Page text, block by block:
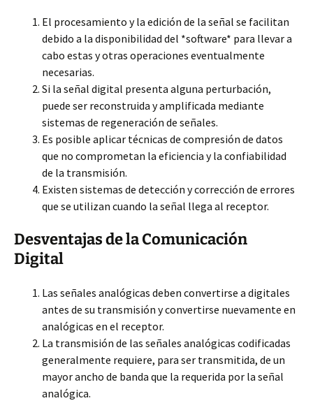
El procesamiento y la edición de la señal se facilitan
debido a la disponibilidad del *software* para llevar a
cabo estas y otras operaciones eventualmente
necesarias.
Si la señal digital presenta alguna perturbación,
puede ser reconstruida y amplificada mediante
sistemas de regeneración de señales.
Es posible aplicar técnicas de compresión de datos
que no comprometan la eficiencia y la confiabilidad
de la transmisión.
Existen sistemas de detección y corrección de errores
que se utilizan cuando la señal llega al receptor.
Desventajas de la Comunicación
Digital
Las señales analógicas deben convertirse a digitales
antes de su transmisión y convertirse nuevamente en
analógicas en el receptor.
La transmisión de las señales analógicas codificadas
generalmente requiere, para ser transmitida, de un
mayor ancho de banda que la requerida por la señal
analógica.